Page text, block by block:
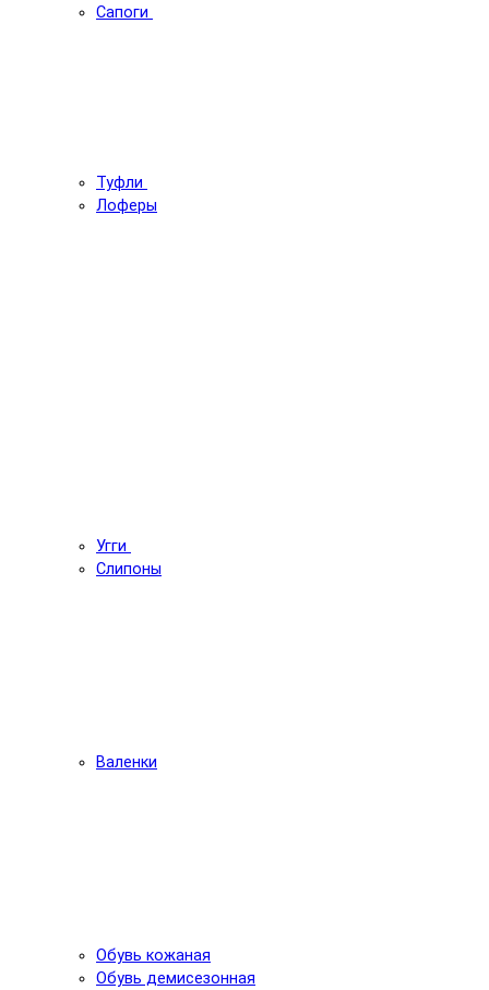
Сапоги
Туфли
Лоферы
Угги
Слипоны
Валенки
Обувь кожаная
Обувь демисезонная